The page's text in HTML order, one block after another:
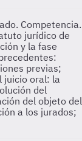
Competencia.
jurídico de
y la fase
previas;
juicio oral: la
del
del objeto del
a los jurados;